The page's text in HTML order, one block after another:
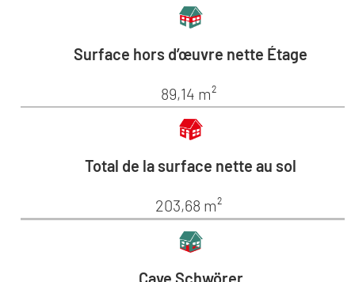
Surface hors d’œuvre nette Étage
89,14 m²
Total de la surface nette au sol
203,68 m²
Cave Schwörer